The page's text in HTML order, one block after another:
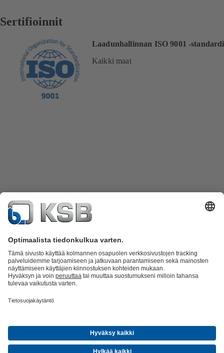
Sertifioinnit
Laadunhallinnan ISO 9001 -standardi
Kaikki maat
TuoteluetteloKSB SupremeServ: Spare Parts
VesitekniikkaTeollisuustekniikka
Kansainvälistä osaamista ja paikallista